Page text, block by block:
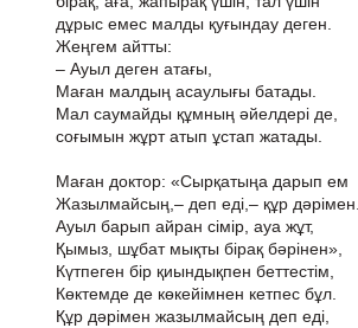
дұрыс емес малды қуғындау деген.
Жеңгем айтты:
– Ауыл деген атағы,
Маған малдың асаулығы батады.
Мал саумайды құмның әйелдері де,
соғымын жұрт атып ұстап жатады.
Маған доктор: «Сырқатыңа дарып ем
Жазылмайсың,– деп еді,– құр дәрімен.
Ауыл барып айран сімір, ауа жұт,
Қымыз, шұбат мықты бірақ бәрінен»,
Күтпеген бір қиындықпен беттестім,
Көктемде де көкейімнен кетпес бұл.
Құр дәрімен жазылмайсың деп еді,